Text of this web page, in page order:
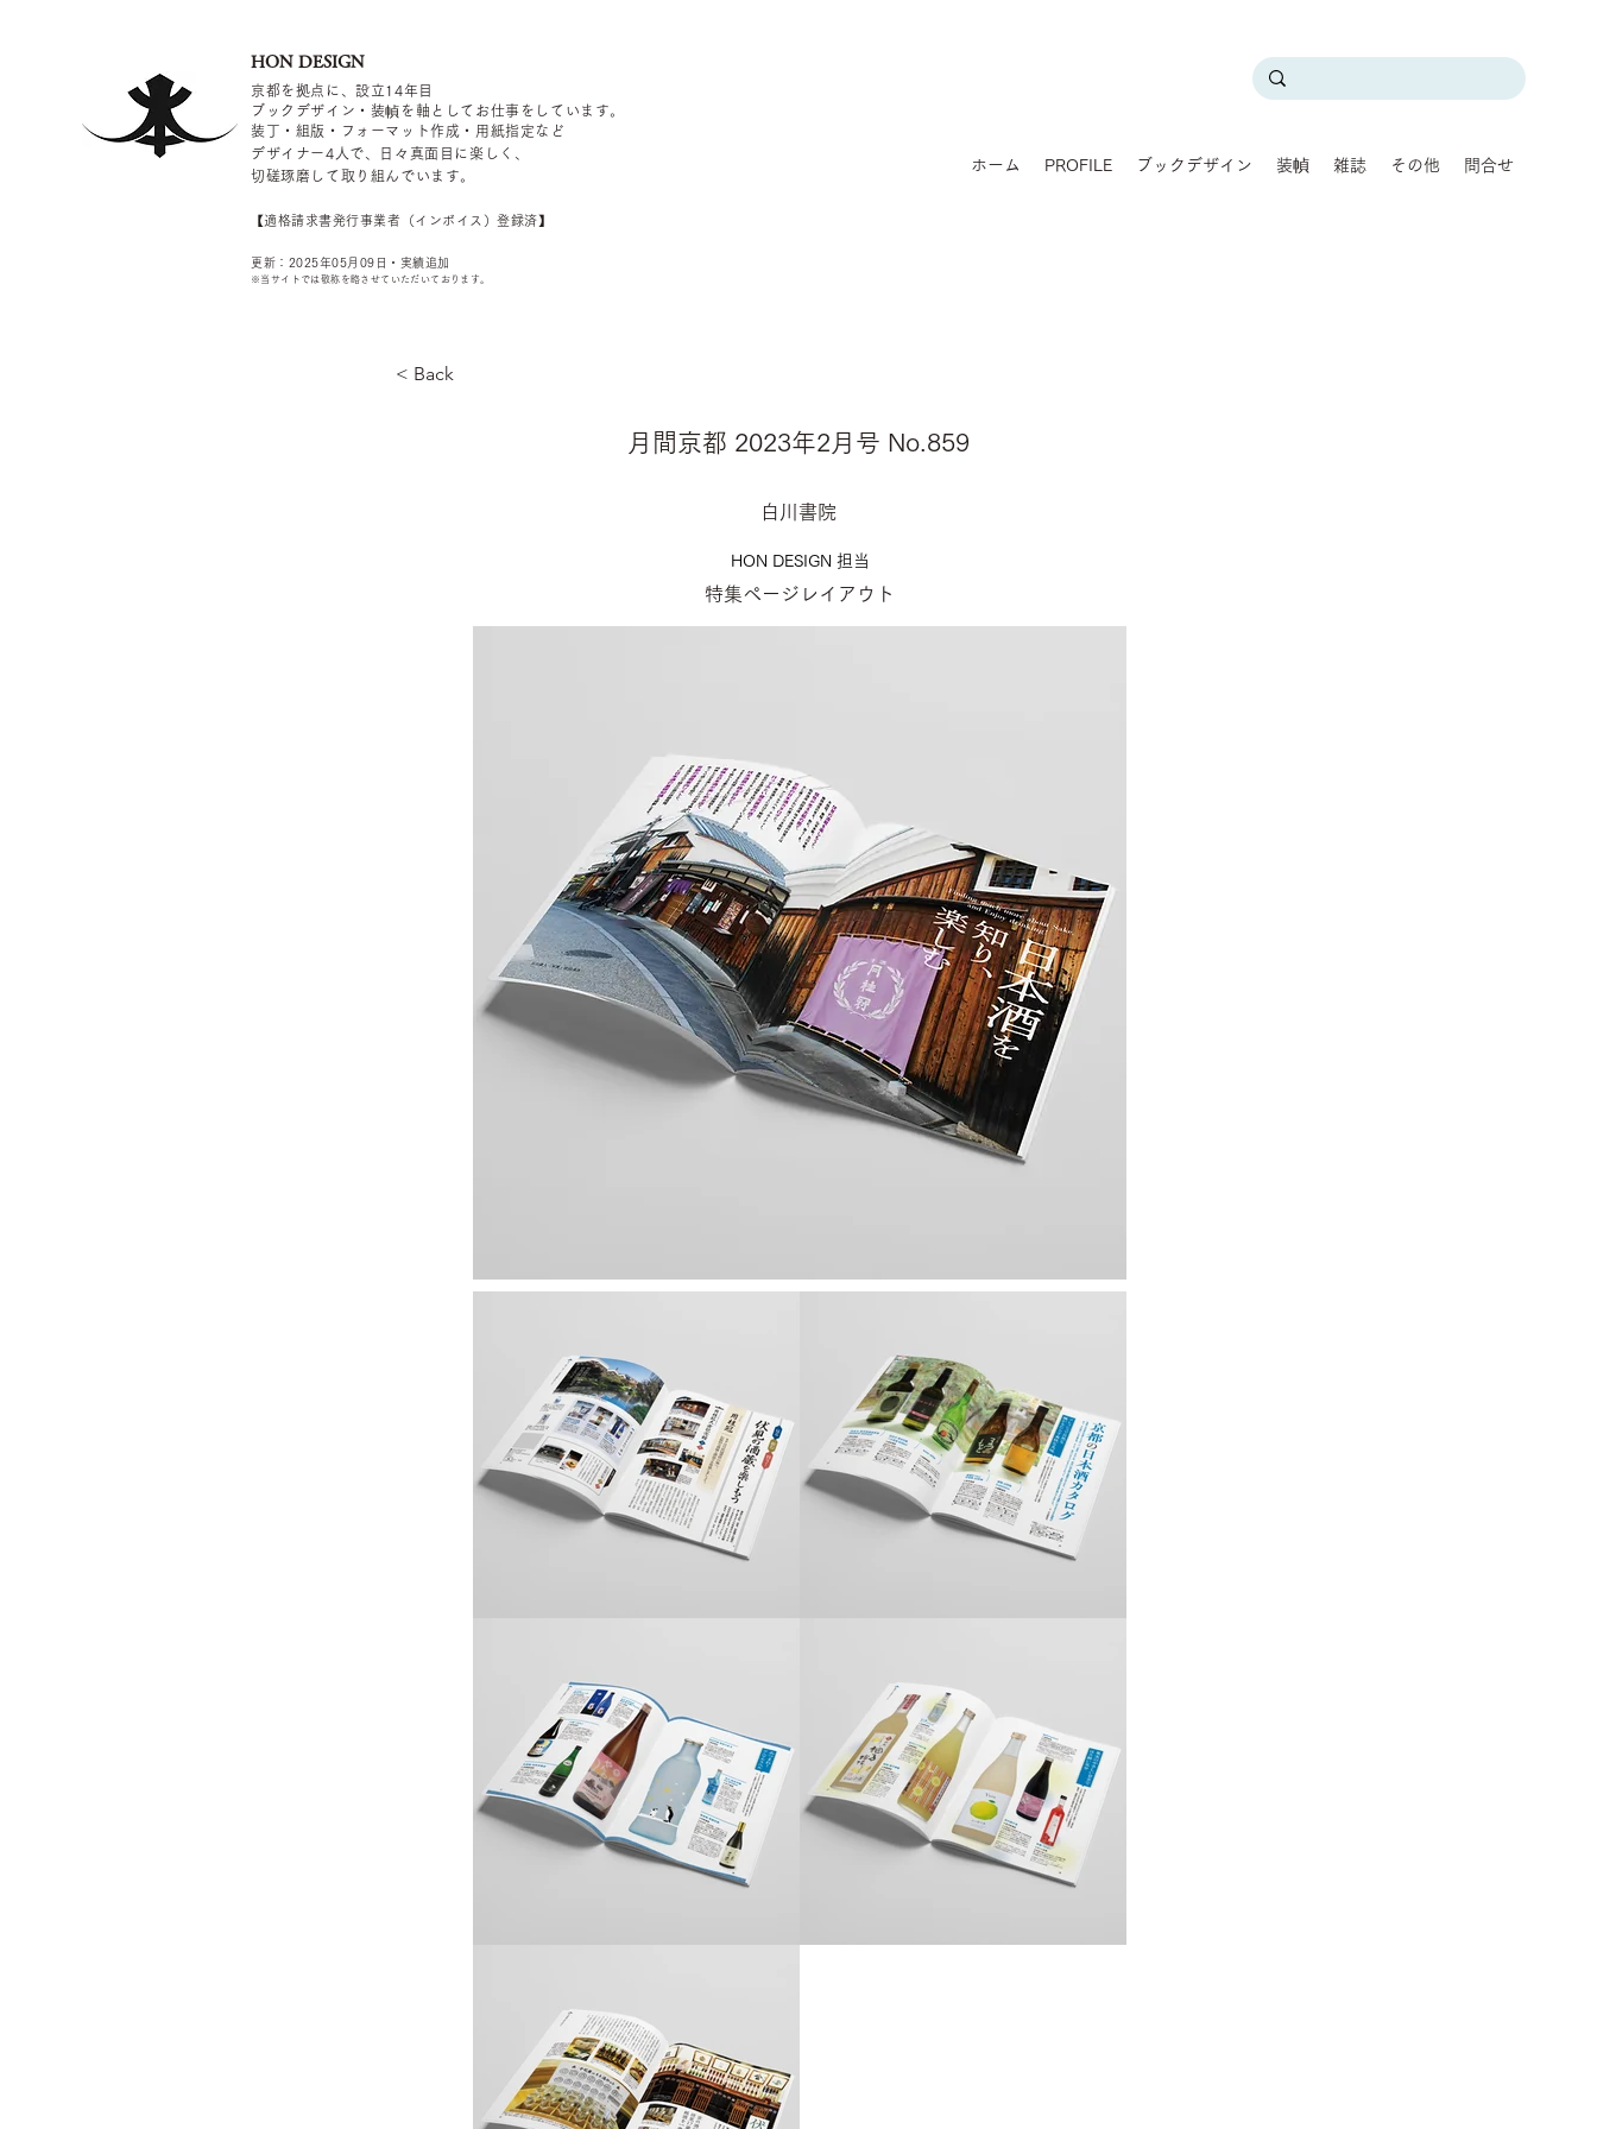
HON DESIGN
京都を拠点に、設立14年目
ブックデザイン・装幀を軸としてお仕事をしています。
装丁・組版・フォーマット作成・用紙指定など
デザイナー4 人で、日々真面目に楽しく、
切磋琢磨して取り組んでいます。
​【適格請求書発行事業者（インボイス）登録済】
更新：2025年05 月09 日・実績追加
​※当サイトでは敬称を 略させていただいております。
ホーム PROFILE ブックデザイン 装幀 雑誌 その他 問合せ
< Back
月間京都 2023年2月号 No.859
白川書院
HON DESIGN​ 担当
特集ページレイアウト